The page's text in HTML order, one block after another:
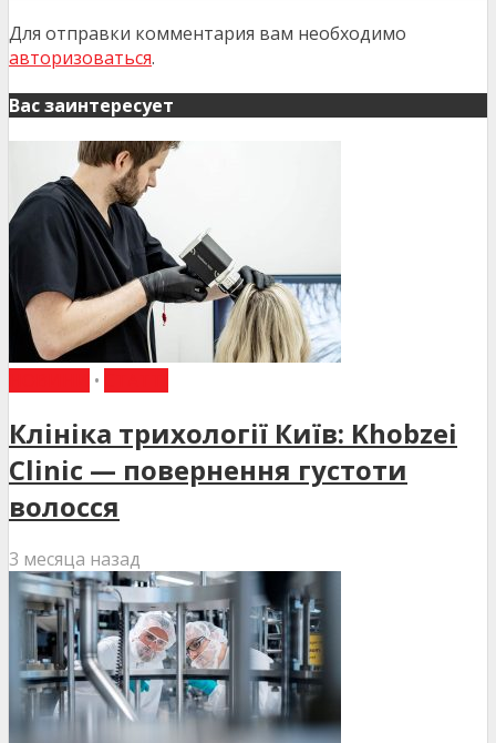
Для отправки комментария вам необходимо
авторизоваться.
Вас заинтересует
•
Клініка трихології Київ: Khobzei
Clinic — повернення густоти
волосся
3 месяца назад